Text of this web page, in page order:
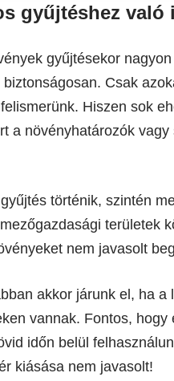
gyűjtéshez való
gyűjtésekor
Csak
Hiszen sok
a növényhatározók
történik, szintén
területek
nem javasolt
akkor járunk el, ha
vannak. Fontos,
időn belül
kiásása nem javasolt!